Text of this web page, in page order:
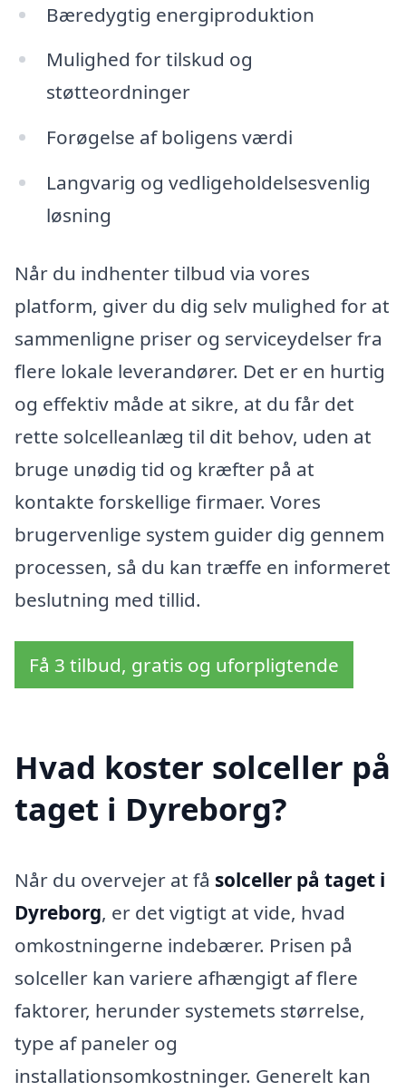
Bæredygtig energiproduktion
Mulighed for tilskud og
støtteordninger
Forøgelse af boligens værdi
Langvarig og vedligeholdelsesvenlig
løsning
Når du indhenter tilbud via vores
platform, giver du dig selv mulighed for at
sammenligne priser og serviceydelser fra
flere lokale leverandører. Det er en hurtig
og effektiv måde at sikre, at du får det
rette solcelleanlæg til dit behov, uden at
bruge unødig tid og kræfter på at
kontakte forskellige firmaer. Vores
brugervenlige system guider dig gennem
processen, så du kan træffe en informeret
beslutning med tillid.
Få 3 tilbud, gratis og uforpligtende
Hvad koster solceller på
taget i Dyreborg?
Når du overvejer at få solceller på taget i
Dyreborg, er det vigtigt at vide, hvad
omkostningerne indebærer. Prisen på
solceller kan variere afhængigt af flere
faktorer, herunder systemets størrelse,
type af paneler og
installationsomkostninger. Generelt kan